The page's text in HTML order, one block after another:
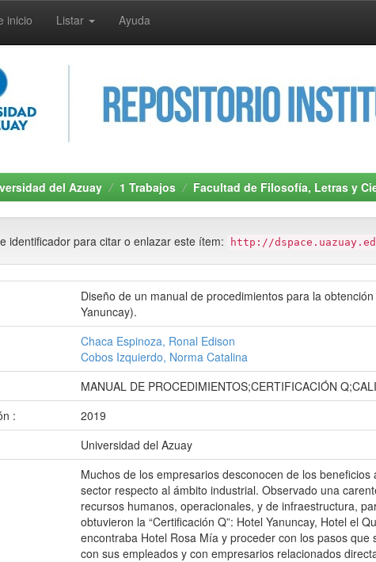
inicio Listar Ayuda
del Azuay 1 Trabajos Facultad de Filosofía, Letras y
identificador para citar o enlazar este ítem: http://
Diseño de un manual de procedimientos para la
Yanuncay).
Chaca Espinoza, Ronal Edison
Cobos Izquierdo, Norma Catalina
MANUAL DE PROCEDIMIENTOS;CERTIFICACIÓN
:
2019
Universidad del Azuay
Muchos de los empresarios desconocen de los
sector respecto al ámbito industrial. Observado una
recursos humanos, operacionales, y de infraestructura,
obtuvieron la “Certificación Q”: Hotel Yanuncay, Hotel el
encontraba Hotel Rosa Mía y proceder con los pasos
con sus empleados y con empresarios relacionados